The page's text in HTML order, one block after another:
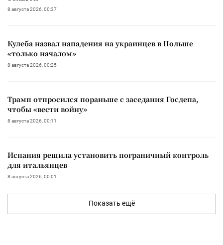
8 августа 2026, 00:37
Кулеба назвал нападения на украинцев в Польше
«только началом»
8 августа 2026, 00:25
Трамп отпросился пораньше с заседания Госдепа,
чтобы «вести войну»
8 августа 2026, 00:11
Испания решила установить пограничный контроль
для итальянцев
8 августа 2026, 00:01
Показать ещё